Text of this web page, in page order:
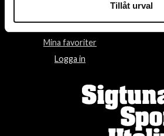
Tillåt urval
Kontakta oss
Mina favoriter
Logga in